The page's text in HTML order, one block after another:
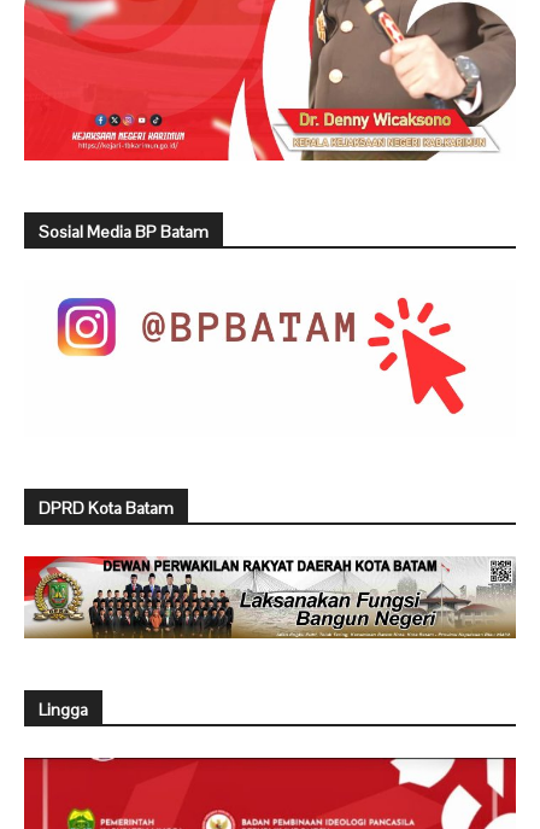
Sosial Media BP Batam
DPRD Kota Batam
Lingga